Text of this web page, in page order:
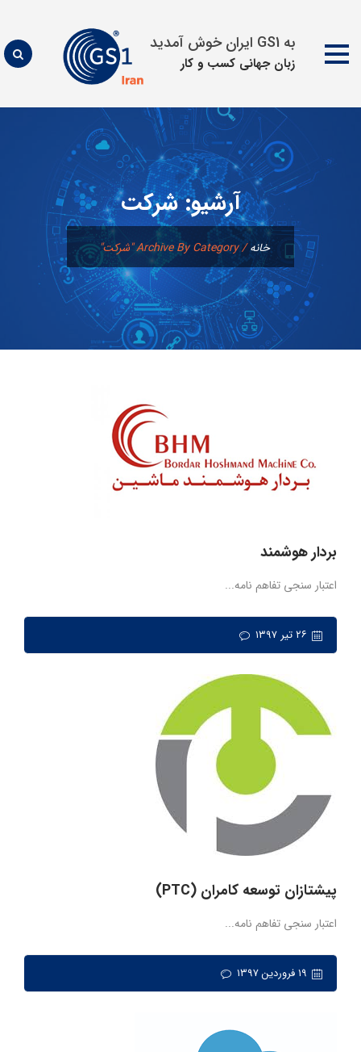
به GS1 ایران خوش آمدید
زبان جهانی كسب و كار
محتوا
آرشیو:شرکت
خانه/Archive By Category "شرکت"
بردار هوشمند
اعتبار سنجی تفاهم نامه...
پیشتازان توسعه کامران (PTC)
اعتبار سنجی تفاهم نامه...